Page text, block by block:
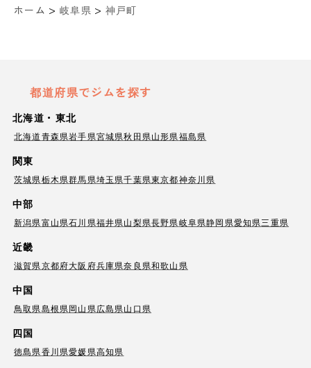
ホーム > 岐阜県 > 神戸町
都道府県でジムを探す
北海道・東北
北海道青森県岩手県宮城県秋田県山形県福島県
関東
茨城県栃木県群馬県埼玉県千葉県東京都神奈川県
中部
新潟県富山県石川県福井県山梨県長野県岐阜県静岡県愛知県三重県
近畿
滋賀県京都府大阪府兵庫県奈良県和歌山県
中国
鳥取県島根県岡山県広島県山口県
四国
徳島県香川県愛媛県高知県